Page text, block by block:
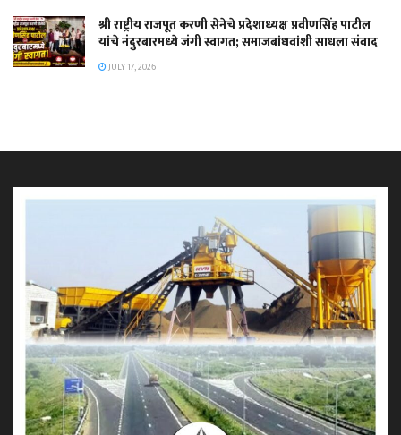
श्री राष्ट्रीय राजपूत करणी सेनेचे प्रदेशाध्यक्ष प्रवीणसिंह पाटील
यांचे नंदुरबारमध्ये जंगी स्वागत; समाजबांधवांशी साधला संवाद
JULY 17, 2026